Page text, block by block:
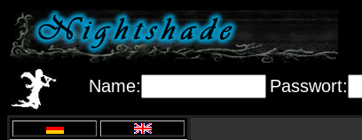
Name: Passwort: